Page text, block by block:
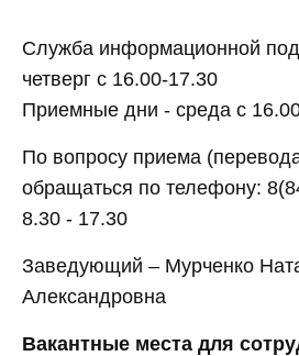
Служба информационной
четверг с 16.00-17.30
Приемные дни - среда с
По вопросу приема
обращаться по телефону:
8.30 - 17.30
Заведующий – Мурченко
Александровна
Вакантные места для